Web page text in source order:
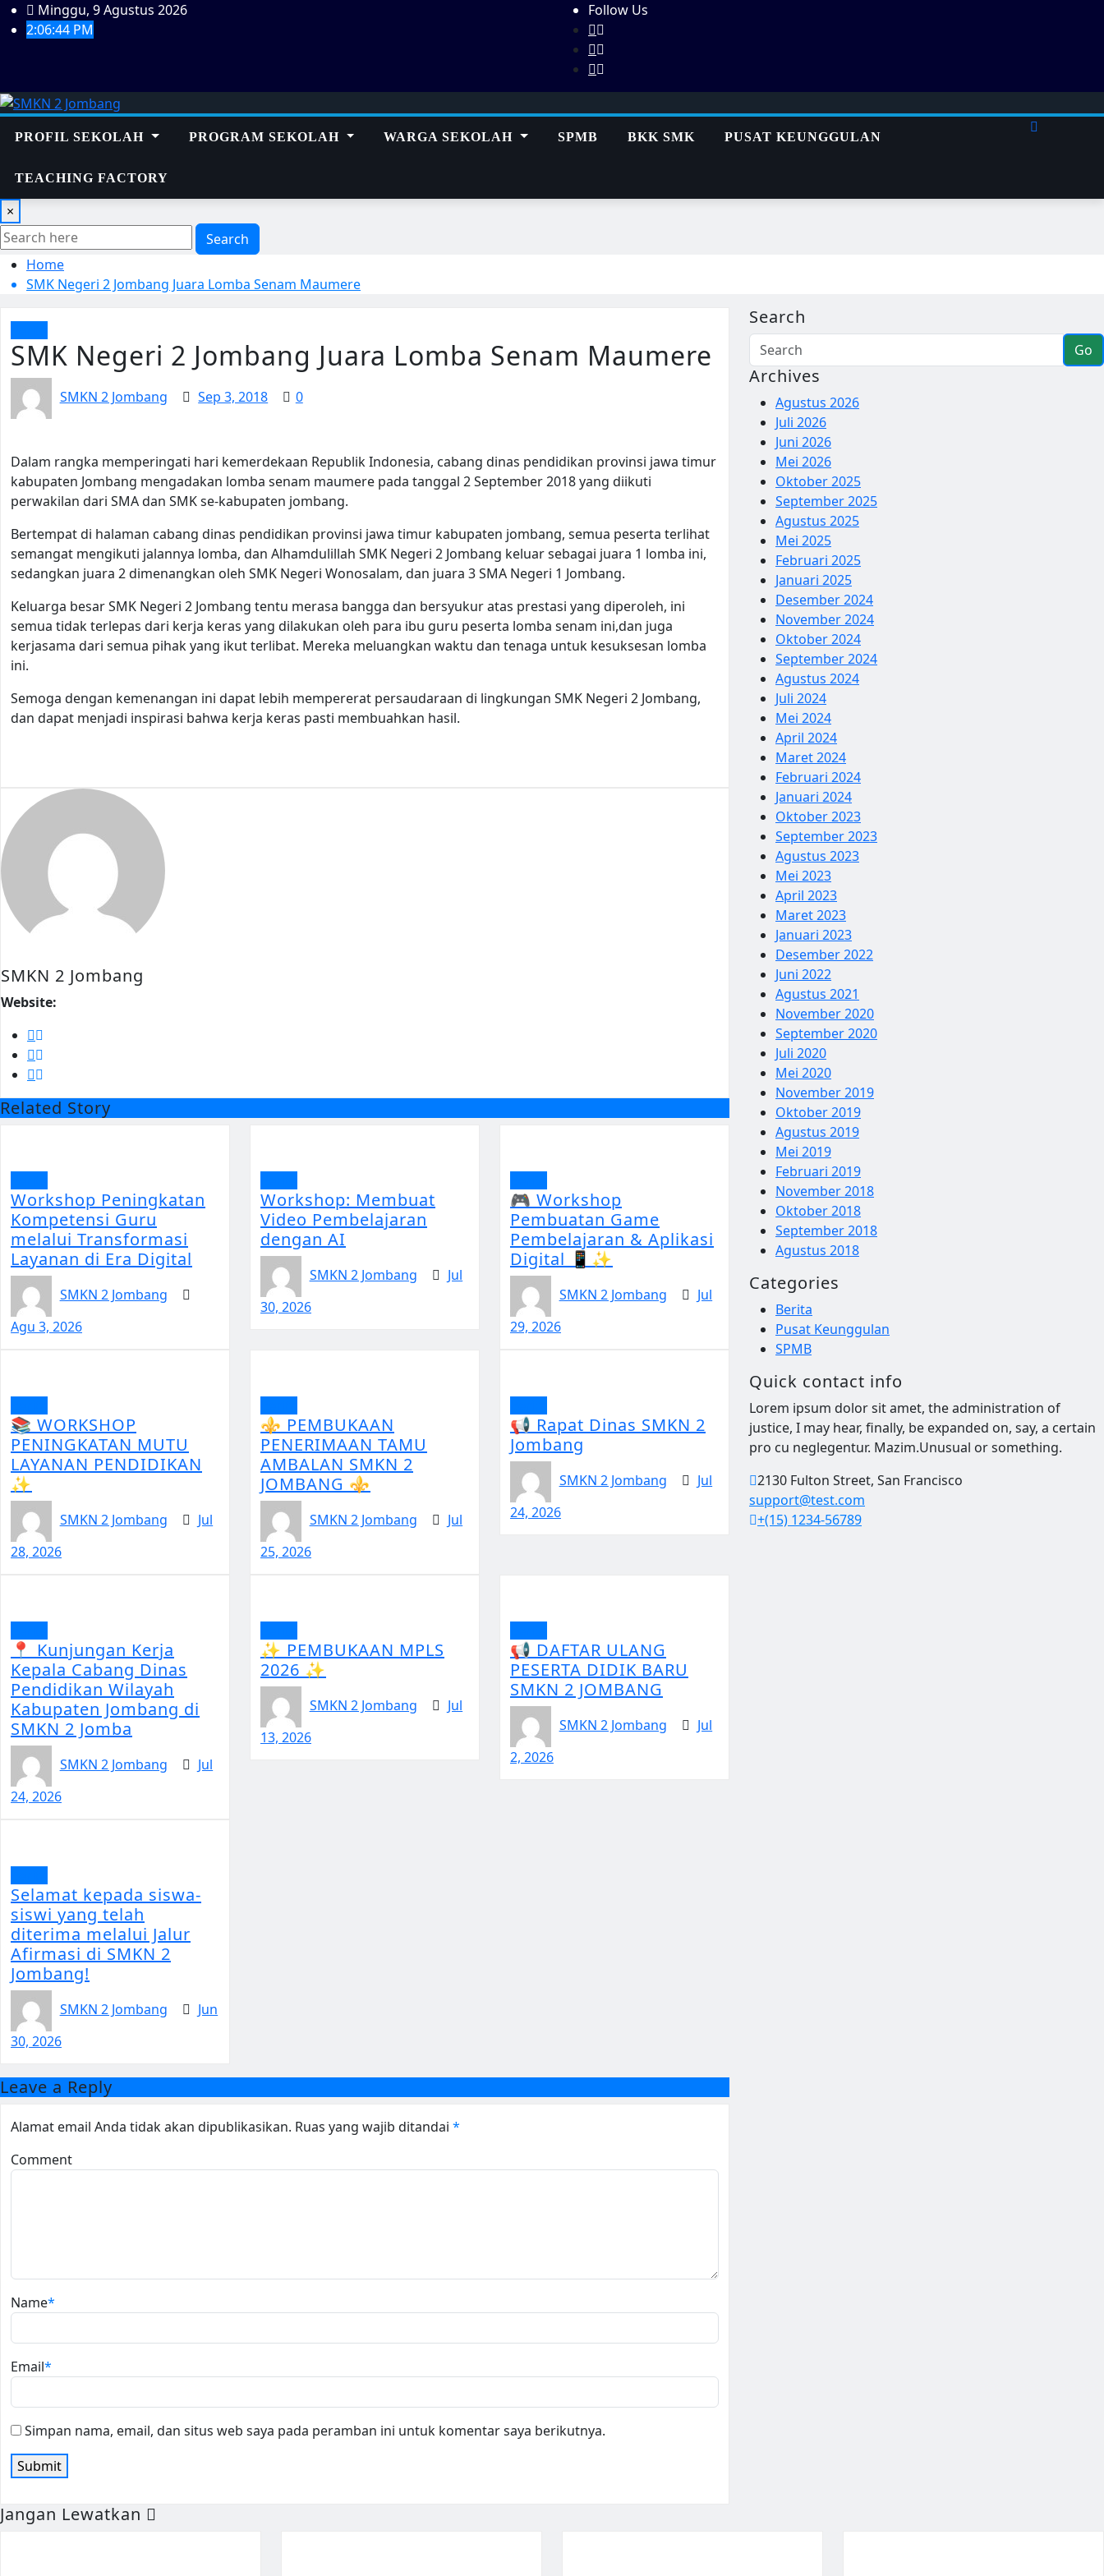
Skip
to
Minggu, 9 Agustus 2026
2:06:44 PM
Follow Us
PROFIL SEKOLAH PROGRAM SEKOLAH WARGA SEKOLAH SPMB BKK SMK PUSAT KEUNGGULAN
TEACHING FACTORY
×
Search
Home
SMK Negeri 2 Jombang Juara Lomba Senam Maumere
SMK Negeri 2 Jombang Juara Lomba Senam Maumere
SMKN 2 Jombang Sep 3, 2018 0
Dalam rangka memperingati hari kemerdekaan Republik Indonesia, cabang dinas pendidikan provinsi jawa timur
kabupaten Jombang mengadakan lomba senam maumere pada tanggal 2 September 2018 yang diikuti
perwakilan dari SMA dan SMK se-kabupaten jombang.
Bertempat di halaman cabang dinas pendidikan provinsi jawa timur kabupaten jombang, semua peserta terlihat
semangat mengikuti jalannya lomba, dan Alhamdulillah SMK Negeri 2 Jombang keluar sebagai juara 1 lomba ini,
sedangkan juara 2 dimenangkan oleh SMK Negeri Wonosalam, dan juara 3 SMA Negeri 1 Jombang.
Keluarga besar SMK Negeri 2 Jombang tentu merasa bangga dan bersyukur atas prestasi yang diperoleh, ini
semua tidak terlepas dari kerja keras yang dilakukan oleh para ibu guru peserta lomba senam ini,dan juga
kerjasama dari semua pihak yang ikut terlibat. Mereka meluangkan waktu dan tenaga untuk kesuksesan lomba
ini.
Semoga dengan kemenangan ini dapat lebih mempererat persaudaraan di lingkungan SMK Negeri 2 Jombang,
dan dapat menjadi inspirasi bahwa kerja keras pasti membuahkan hasil.
SMKN 2 Jombang
Website:
Related Story
Workshop Peningkatan
Kompetensi Guru
melalui Transformasi
Layanan di Era Digital
SMKN 2 Jombang
Agu 3, 2026
Workshop: Membuat
Video Pembelajaran
dengan AI
SMKN 2 Jombang
Jul
30, 2026
🎮 Workshop
Pembuatan Game
Pembelajaran & Aplikasi
Digital 📱✨
SMKN 2 Jombang
Jul
29, 2026
📚 WORKSHOP
PENINGKATAN MUTU
LAYANAN PENDIDIKAN
✨
SMKN 2 Jombang
Jul
28, 2026
⚜️ PEMBUKAAN
PENERIMAAN TAMU
AMBALAN SMKN 2
JOMBANG ⚜️
SMKN 2 Jombang
Jul
25, 2026
📢 Rapat Dinas SMKN 2
Jombang
SMKN 2 Jombang
Jul
24, 2026
📍 Kunjungan Kerja
Kepala Cabang Dinas
Pendidikan Wilayah
Kabupaten Jombang di
SMKN 2 Jomba
SMKN 2 Jombang
Jul
24, 2026
✨ PEMBUKAAN MPLS
2026 ✨
SMKN 2 Jombang
Jul
13, 2026
📢 DAFTAR ULANG
PESERTA DIDIK BARU
SMKN 2 JOMBANG
SMKN 2 Jombang
Jul
2, 2026
Selamat kepada siswa-
siswi yang telah
diterima melalui Jalur
Afirmasi di SMKN 2
Jombang!
SMKN 2 Jombang
Jun
30, 2026
Leave a Reply
Alamat email Anda tidak akan dipublikasikan. Ruas yang wajib ditandai *
Comment
Name*
Email*
Simpan nama, email, dan situs web saya pada peramban ini untuk komentar saya berikutnya.
Search
Go
Archives
Agustus 2026
Juli 2026
Juni 2026
Mei 2026
Oktober 2025
September 2025
Agustus 2025
Mei 2025
Februari 2025
Januari 2025
Desember 2024
November 2024
Oktober 2024
September 2024
Agustus 2024
Juli 2024
Mei 2024
April 2024
Maret 2024
Februari 2024
Januari 2024
Oktober 2023
September 2023
Agustus 2023
Mei 2023
April 2023
Maret 2023
Januari 2023
Desember 2022
Juni 2022
Agustus 2021
November 2020
September 2020
Juli 2020
Mei 2020
November 2019
Oktober 2019
Agustus 2019
Mei 2019
Februari 2019
November 2018
Oktober 2018
September 2018
Agustus 2018
Categories
Berita
Pusat Keunggulan
SPMB
Quick contact info
Lorem ipsum dolor sit amet, the administration of
justice, I may hear, finally, be expanded on, say, a certain
pro cu neglegentur. Mazim.Unusual or something.
2130 Fulton Street, San Francisco
support@test.com
+(15) 1234-56789
Jangan Lewatkan